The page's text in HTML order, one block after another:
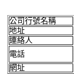
公司行號名稱
地址
連絡人
電話
網址